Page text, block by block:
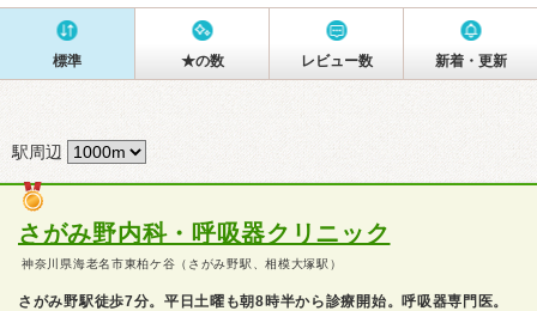
標準 ★の数 レビュー数 新着・更新
駅周辺
さがみ野内科・呼吸器クリニック
神奈川県海老名市東柏ケ谷（さがみ野駅、相模大塚駅）
さがみ野駅徒歩7分。平日土曜も朝8時半から診療開始。呼吸器専門医。